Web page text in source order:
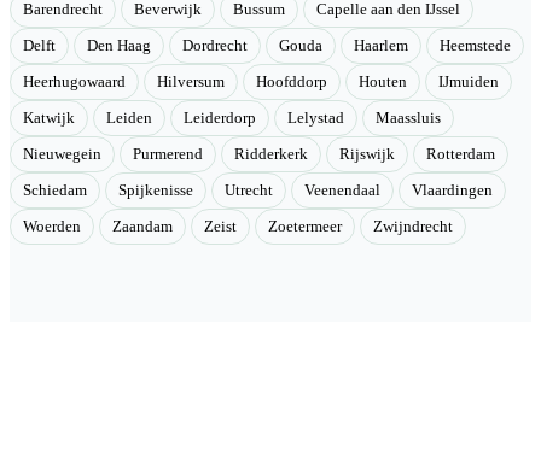
Barendrecht Beverwijk Bussum Capelle aan den IJssel
Delft Den Haag Dordrecht Gouda Haarlem Heemstede
Heerhugowaard Hilversum Hoofddorp Houten IJmuiden
Katwijk Leiden Leiderdorp Lelystad Maassluis
Nieuwegein Purmerend Ridderkerk Rijswijk Rotterdam
Schiedam Spijkenisse Utrecht Veenendaal Vlaardingen
Woerden Zaandam Zeist Zoetermeer Zwijndrecht